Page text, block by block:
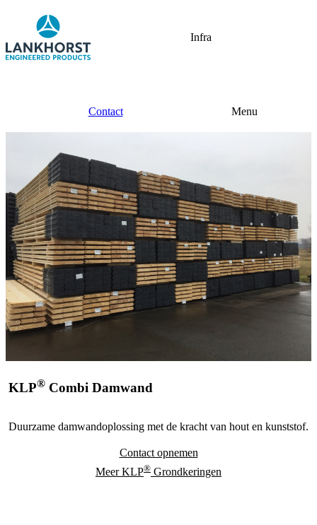
Infra
Contact Menu
KLP® Combi Damwand
Duurzame damwandoplossing met de kracht van hout en kunststof.
Contact opnemen
Meer KLP® Grondkeringen